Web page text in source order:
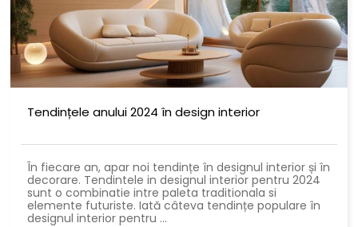
Tendințele anului 2024 în design interior
În fiecare an, apar noi tendințe în designul interior și în
decorare. Tendintele in designul interior pentru 2024
sunt o combinatie intre paleta traditionala si
elemente futuriste. Iată câteva tendințe populare în
designul interior pentru ...